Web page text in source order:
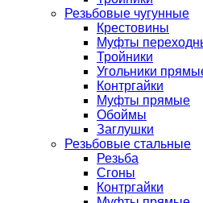
Резьбовые чугунные
Крестовины
Муфты
Тройники
Угольники
Контргайки
Муфты прямые
Обоймы
Заглушки
Резьбовые стальные
Резьба
Сгоны
Контргайки